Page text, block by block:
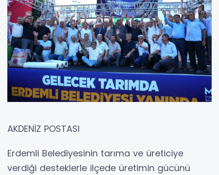
AKDENİZ POSTASI
Erdemli Belediyesinin tarıma ve üreticiye
verdiği desteklerle ilçede üretimin gücünü